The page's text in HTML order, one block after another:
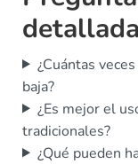
¿Cuántas
baja?
¿Es mejor el
tradicionales?
¿Qué pueden